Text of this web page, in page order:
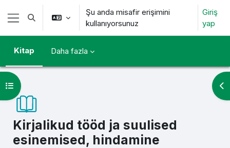
Ana içeriğe git
Yan panel
Arama girişini değiştir
Şu anda misafir erişimini
kullanıyorsunuz
Giriş
yap
Kitap Daha fazla
Kirjalikud tööd ja suulised
esinemised, hindamine
Kurs dizinini aç